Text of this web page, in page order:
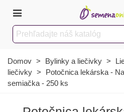
Domov > Bylinky a liečivky >
liečivky >
Potočnica lekárska -
semiačka - 250 ks